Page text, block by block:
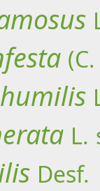
humilis
L.
Desf.